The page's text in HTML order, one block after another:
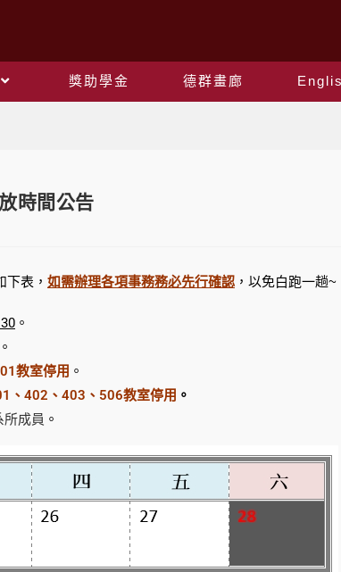
獎助學金 德群畫廊
時間公告
表， 如需辦理各項事務務必先行確認 ，以免白跑一趟~
。
教室停用 。
、402、403、506教室停用 。
所成員 。